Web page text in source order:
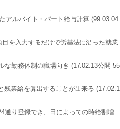
アルバイト・パート給与計算 (99.03.04
目を入力するだけで労基法に沿った就業
な勤務体制の職場向き (17.02.13公開 55
残業給を算出することが出来る (17.02.1
通り登録でき、日によっての時給割増